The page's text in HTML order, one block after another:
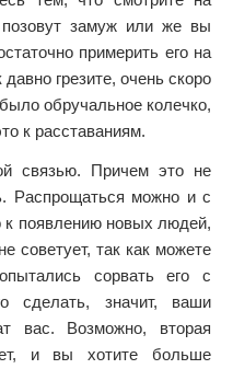
замуж или же вы
примерить его на
грезите, очень скоро
обручальное колечко,
к расставаниям.
связью. Причем это не
Распрощаться можно и с
к появлению новых людей,
советует, так как можете
сорвать его с
сделать, значит, ваши
вас. Возможно, вторая
и вы хотите больше